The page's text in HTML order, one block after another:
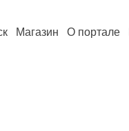
Магазин О портале